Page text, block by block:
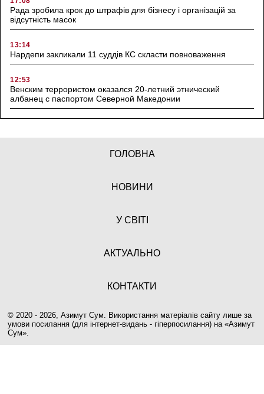
Рада зробила крок до штрафів для бізнесу і організацій за
відсутність масок
13:14
Нардепи закликали 11 суддів КС скласти повноваження
12:53
Венским террористом оказался 20-летний этнический
албанец с паспортом Северной Македонии
ГОЛОВНА
НОВИНИ
У СВІТІ
АКТУАЛЬНО
КОНТАКТИ
© 2020 - 2026, Азимут Сум. Використання матеріалів сайту лише за
умови посилання (для інтернет-видань - гіперпосилання) на «Азимут
Сум».